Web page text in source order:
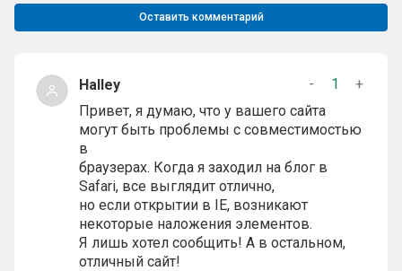
Оставить комментарий
Halley - 1
+
Привет, я думаю, что у вашего сайта
могут быть проблемы с совместимостью
в
браузерах. Когда я заходил на блог в
Safari, все выглядит отлично,
но если открытии в IE, возникают
некоторые наложения элементов.
Я лишь хотел сообщить! А в остальном,
отличный сайт!